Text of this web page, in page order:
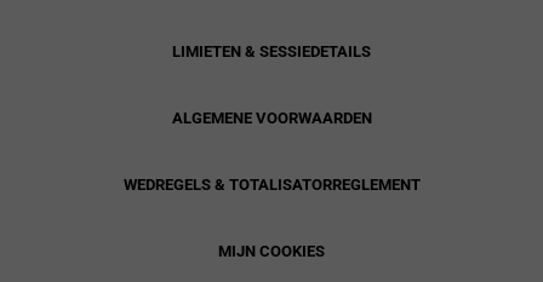
LIMIETEN & SESSIEDETAILS
ALGEMENE VOORWAARDEN
WEDREGELS & TOTALISATORREGLEMENT
MIJN COOKIES